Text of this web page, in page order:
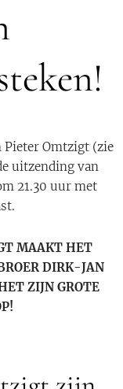
Pieter Omtzigt (zie
uitzending van
21.30 uur met
MAAKT HET
DIRK-JAN
ZIJN GROTE